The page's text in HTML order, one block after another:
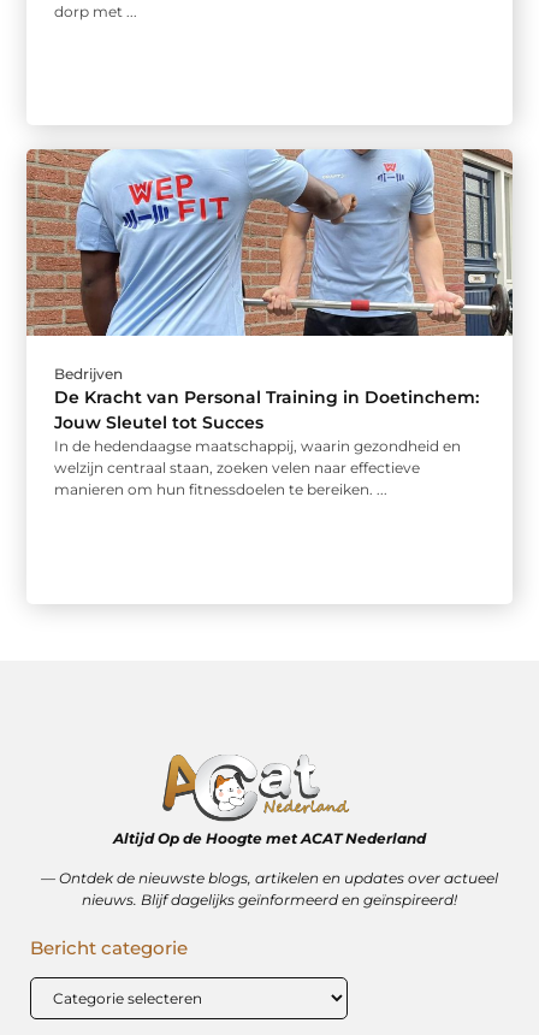
dorp met ...
Bedrijven
De Kracht van Personal Training in Doetinchem:
Jouw Sleutel tot Succes
In de hedendaagse maatschappij, waarin gezondheid en
welzijn centraal staan, zoeken velen naar effectieve
manieren om hun fitnessdoelen te bereiken. ...
Altijd Op de Hoogte met ACAT Nederland
–– Ontdek de nieuwste blogs, artikelen en updates over actueel
nieuws. Blijf dagelijks geïnformeerd en geïnspireerd!
Bericht categorie